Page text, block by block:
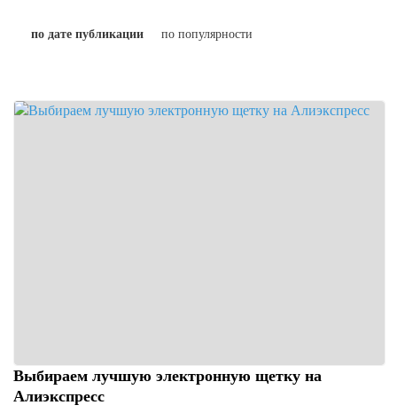
по дате публикации по популярности
Выбираем лучшую электронную щетку на
Алиэкспресс